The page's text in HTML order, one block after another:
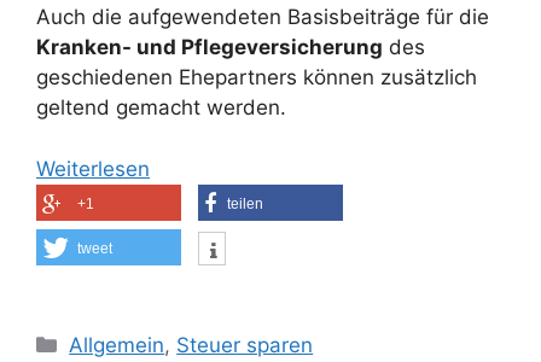
Auch die aufgewendeten Basisbeiträge für die
Kranken- und Pflegeversicherung des
geschiedenen Ehepartners können zusätzlich
geltend gemacht werden.
Weiterlesen
+1 teilen
tweet
Kategorien
Allgemein, Steuer sparen